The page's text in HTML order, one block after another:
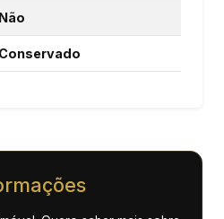
Não
Conservado